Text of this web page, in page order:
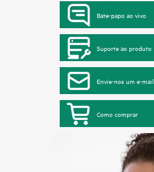
Bate-papo ao vivo
Suporte ao produto
Envie-nos um e-mail
Como comprar